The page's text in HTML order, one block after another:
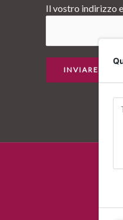
Il vostro indirizzo